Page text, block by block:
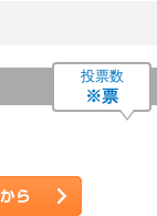
投票数
※票